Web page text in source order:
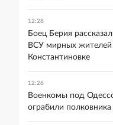
12:28
Боец Берия
ВСУ мирных жителей
Константиновке
12:26
Военкомы под
ограбили